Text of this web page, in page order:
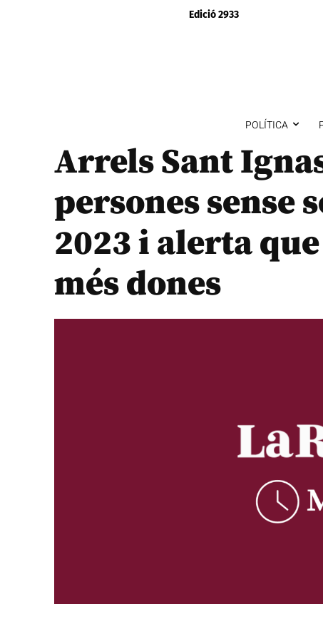
Edició 2933
POLÍTICA
Arrels Sant
persones sense
2023 i alerta
més dones